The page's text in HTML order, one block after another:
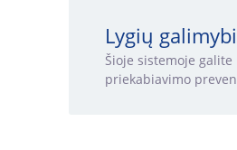
Lygių
Šioje sistemoje
priekabiavimo